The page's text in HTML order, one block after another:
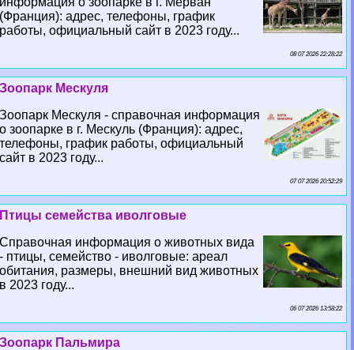
(Франция): адрес, телефоны, график
работы, официальный сайт в 2023 году...
08 07 2026 22:28:22
Зоопарк Мескуля
Зоопарк Мескуля - справочная информация
о зоопарке в г. Мескуль (Франция): адрес,
телефоны, график работы, официальный
сайт в 2023 году...
07 07 2026 20:52:29
Птицы семейства иволговые
Справочная информация о животных вида
- птицы, семейство - иволговые: ареал
обитания, размеры, внешний вид животных
в 2023 году...
06 07 2026 13:58:22
Зоопарк Пальмира